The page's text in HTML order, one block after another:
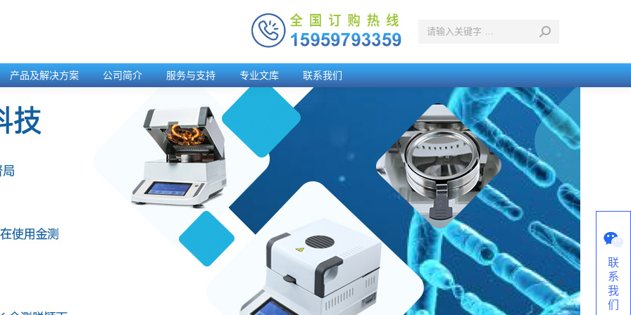
产品及解决方案 公司简介 服务与支持 专业文库 联系我们
联
系
我
们